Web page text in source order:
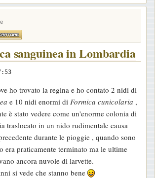
o
sanguinea in Lombardia
ho trovato la regina e ho contato 2 nidi di
e 10 nidi enormi di Formica cunicolaria ,
è stato vedere come un'enorme colonia di
traslocato in un nido rudimentale causa
durante le pioggie , quando sono
era praticamente terminato ma le ultime
ancora nuvole di larvette.
si vede che stanno bene